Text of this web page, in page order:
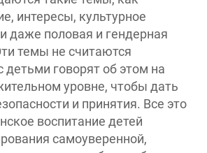
интересы, культурное
даже половая и гендерная
темы не считаются
детьми говорят об этом на
уровне, чтобы дать
и принятия. Все это
воспитание детей
самоуверенной,